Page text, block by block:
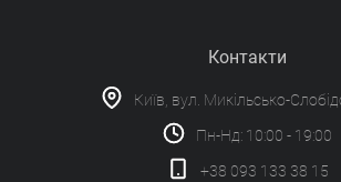
Контакти
Київ, вул. Микільсько-
Пн-Нд: 10:00 - 19:00
+38 093 133 38 15